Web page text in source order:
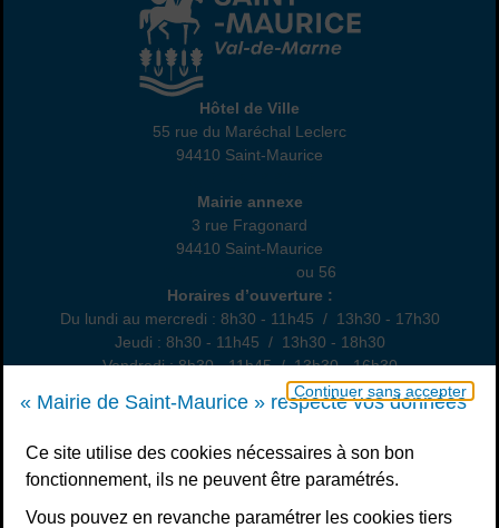
Continuer sans accepter
« Mairie de Saint-Maurice » respecte vos données
Ce site utilise des cookies nécessaires à son bon
fonctionnement, ils ne peuvent être paramétrés.
Vous pouvez en revanche paramétrer les cookies tiers
Hôtel de Ville
Hôtel de Ville
55 rue du Maréchal Leclerc
94410 Saint-Maurice
Annexe
Mairie annexe
3 rue Fragonard
94410 Saint-Maurice
ou 56
Horaires d’ouverture :
Du lundi au mercredi : 8h30 - 11h45 / 13h30 - 17h30
Jeudi : 8h30 - 11h45 / 13h30 - 18h30
Vendredi : 8h30 - 11h45 / 13h30 - 16h30
Un samedi par mois : permanence état civil, sur rendez-vous
S’inscrire à la newsletter